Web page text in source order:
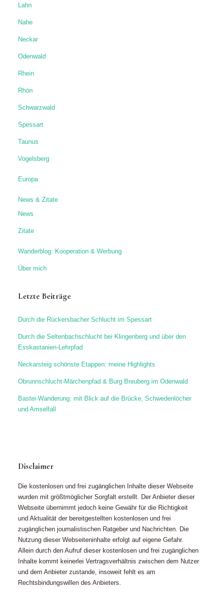
Lahn
Nahe
Neckar
Odenwald
Rhein
Rhön
Schwarzwald
Spessart
Taunus
Vogelsberg
Europa
News & Zitate
News
Zitate
Wanderblog: Kooperation & Werbung
Über mich
Letzte Beiträge
Durch die Rückersbacher Schlucht im Spessart
Durch die Seltenbachschlucht bei Klingenberg und über den
Esskastanien-Lehrpfad
Neckarsteig schönste Etappen: meine Highlights
Obrunnschlucht-Märchenpfad & Burg Breuberg im Odenwald
Bastei-Wanderung: mit Blick auf die Brücke, Schwedenlöcher
und Amselfall
Disclaimer
Die kostenlosen und frei zugänglichen Inhalte dieser Webseite
wurden mit größtmöglicher Sorgfalt erstellt. Der Anbieter dieser
Webseite übernimmt jedoch keine Gewähr für die Richtigkeit
und Aktualität der bereitgestellten kostenlosen und frei
zugänglichen journalistischen Ratgeber und Nachrichten. Die
Nutzung dieser Webseiteninhalte erfolgt auf eigene Gefahr.
Allein durch den Aufruf dieser kostenlosen und frei zugänglichen
Inhalte kommt keinerlei Vertragsverhältnis zwischen dem Nutzer
und dem Anbieter zustande, insoweit fehlt es am
Rechtsbindungswillen des Anbieters.